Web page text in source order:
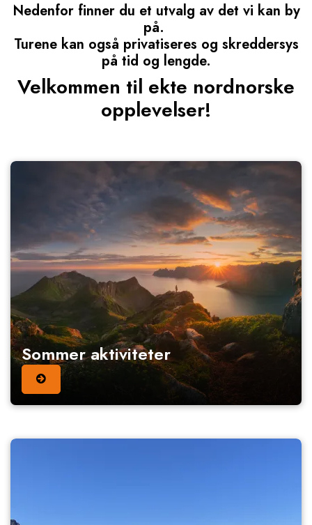
Nedenfor finner du et utvalg av det vi kan by
på.
Turene kan også privatiseres og skreddersys
på tid og lengde.
Velkommen til ekte nordnorske
opplevelser!
Sommer aktiviteter